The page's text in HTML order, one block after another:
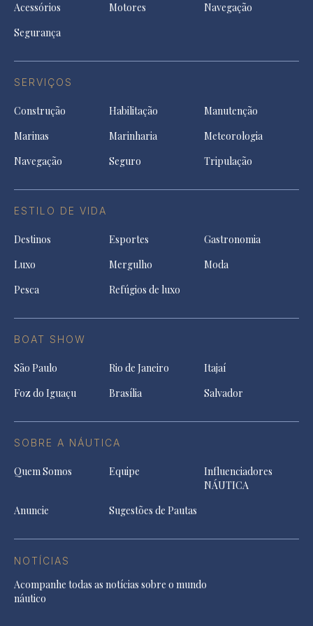
Acessórios Motores
Navegação
Segurança
SERVIÇOS
Construção Habilitação
Manutenção
Marinas
Marinharia
Meteorologia
Navegação
Seguro Tripulação
ESTILO DE VIDA
Destinos Esportes
Gastronomia
Luxo
Mergulho
Moda
Pesca
Refúgios de luxo
BOAT SHOW
São Paulo Rio de Janeiro
Itajaí
Foz do Iguaçu
Brasília Salvador
SOBRE A NÁUTICA
Quem Somos Equipe
Influenciadores
NÁUTICA
Anuncie
Sugestões de Pautas
NOTÍCIAS
Acompanhe todas as notícias sobre o mundo
náutico